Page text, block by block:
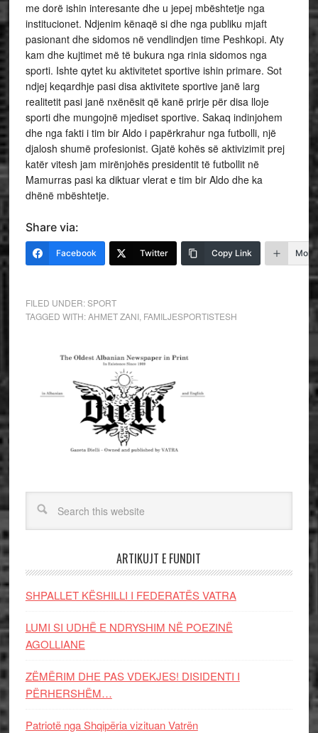
me dorë ishin interesante dhe u jepej mbështetje nga
institucionet. Ndjenim kënaqë si dhe nga publiku mjaft
pasionant dhe sidomos në vendlindjen time Peshkopi. Aty
kam dhe kujtimet më të bukura nga rinia sidomos nga
sporti. Ishte qytet ku aktivitetet sportive ishin primare. Sot
ndjej keqardhje pasi disa aktivitete sportive janë larg
realitetit pasi janë nxënësit që kanë prirje për disa lloje
sporti dhe mungojnë mjediset sportive. Sakaq indinjohem
dhe nga fakti i tim bir Aldo i papërkrahur nga futbolli, një
djalosh shumë profesionist. Gjatë kohës së aktivizimit prej
katër vitesh jam mirënjohës presidentit të futbollit në
Mamurras pasi ka diktuar vlerat e tim bir Aldo dhe ka
dhënë mbështetje.
Share via:
Facebook Twitter Copy Link More
FILED UNDER:SPORT
TAGGED WITH:AHMET ZANI, FAMILJESPORTISTESH
ARTIKUJT E FUNDIT
SHPALLET KËSHILLI I FEDERATËS VATRA
LUMI SI UDHË E NDRYSHIM NË POEZINË
AGOLLIANE
ZËMËRIM DHE PAS VDEKJES! DISIDENTI I
PËRHERSHËM…
Patriotë nga Shqipëria vizituan Vatrën